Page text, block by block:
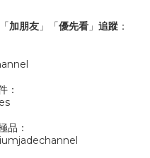
加朋友 」「優先看 」 追蹤 ：
：
品：